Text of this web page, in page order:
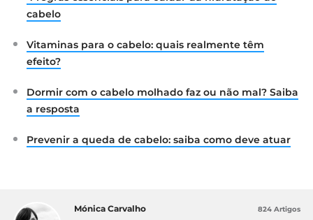
cabelo
Vitaminas para o cabelo: quais realmente têm
efeito?
Dormir com o cabelo molhado faz ou não mal? Saiba
a resposta
Prevenir a queda de cabelo: saiba como deve atuar
Mónica Carvalho 824 Artigos